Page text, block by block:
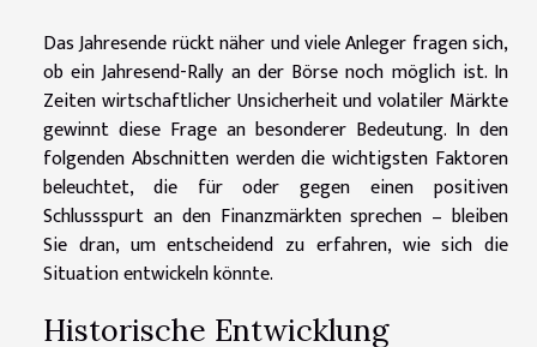
Das Jahresende rückt näher und viele Anleger fragen sich,
ob ein Jahresend-Rally an der Börse noch möglich ist. In
Zeiten wirtschaftlicher Unsicherheit und volatiler Märkte
gewinnt diese Frage an besonderer Bedeutung. In den
folgenden Abschnitten werden die wichtigsten Faktoren
beleuchtet, die für oder gegen einen positiven
Schlussspurt an den Finanzmärkten sprechen – bleiben
Sie dran, um entscheidend zu erfahren, wie sich die
Situation entwickeln könnte.
Historische Entwicklung